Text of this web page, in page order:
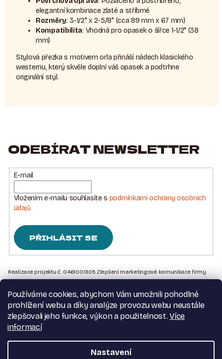
Používáme cookies, abychom Vám umožnili pohodlné
prohlížení webu a díky analýze provozu webu neustále
zlepšovali jeho funkce, výkon a použitelnost.Více
informací
Nastavení
elegantní kombinace zlaté a stříbrné
Rozměry: 3-1/2" x 2-5/8" (cca 89 mm x 67 mm)
Kompatibilita: Vhodná pro opasek o šířce 1-1/2" (38
mm)
Stylová přezka s motivem orla přináší nádech klasického
westernu, který skvěle doplní váš opasek a podtrhne
originální styl.
ODEBÍRAT NEWSLETTER
E-mail
Vložením e-mailu souhlasíte s podmínkami ochrany osobních
údajů
PŘIHLÁSIT SE
Á
P
A
T
Realizace projektu č. 0461000105 Zlepšení marketingové komunikace firmy
Kontakt na nás
Obchodní podmínky
Podmínky ochrany osobních údajů
Moje objednávka